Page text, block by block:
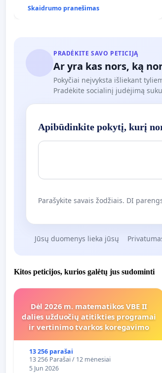
Skaidrumo pranešimas
PRADĖKITE SAVO PETICIJĄ
Ar yra kas nors, ką
Pokyčiai neįvyksta išliekant
Pradėkite socialinį judėjimą
Apibūdinkite pokytį, kurį
Parašykite savais žodžiais. DI
Jūsų duomenys lieka jūsų
Kitos peticijos, kurios galėtų jus sudominti
Dėl 2026 m. matematikos VBE II
dalies užduočių atitikties programai
ir vertinimo tvarkos koregavimo
13 256 parašai
13 256 Parašai / 12 mėnesiai
5 Jun 2026